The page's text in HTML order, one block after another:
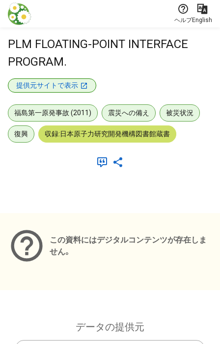
本文に飛ぶ
ヘルプEnglish
PLM FLOATING-POINT INTERFACE
PROGRAM.
提供元サイトで表示
福島第一原発事故 (2011) 震災への備え 被災状況
復興 収録:日本原子力研究開発機構図書館蔵書
この資料にはデジタルコンテンツが存在しま
せん。
データの提供元